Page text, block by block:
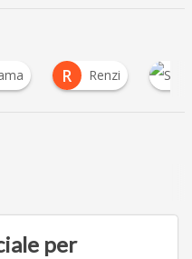
Silicon Valley
per